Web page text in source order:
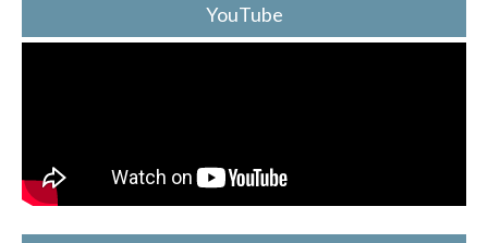
YouTube